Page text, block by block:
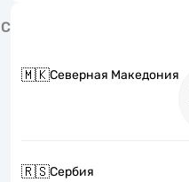
С
🇲🇰Северная Македония
🇷🇸Сербия